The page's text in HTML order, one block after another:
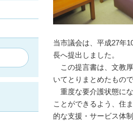
当市議会は、平成27年
長へ提出しました。
この提言書は、文教
いてとりまとめたもので
重度な要介護状態に
ことができるよう、住
的な支援・サービス体